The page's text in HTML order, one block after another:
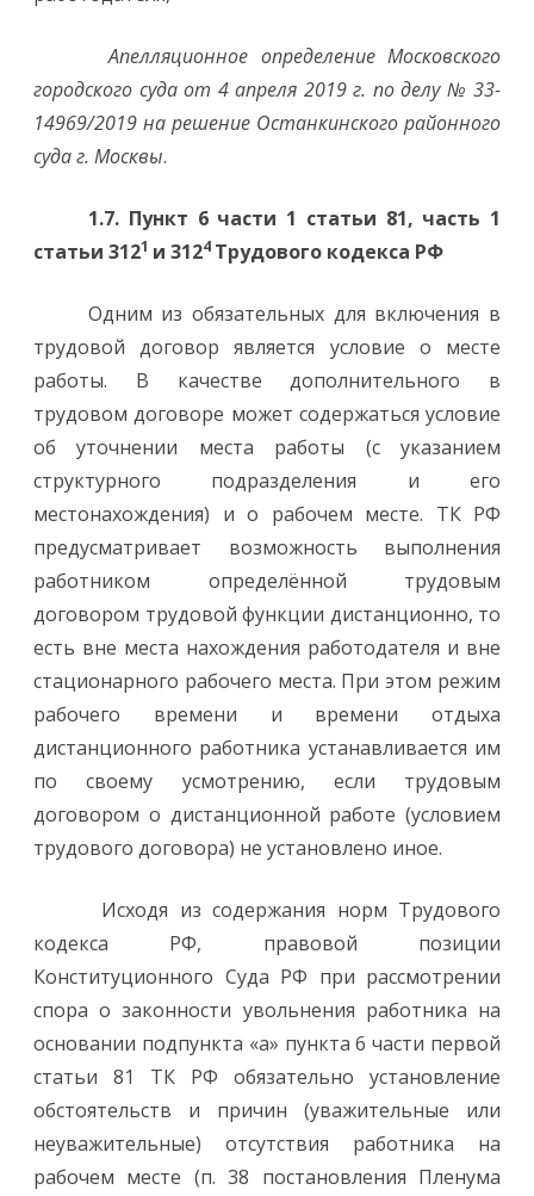
Апелляционное определение Московского
городского суда от 4 апреля 2019 г. по делу № 33-
14969/2019 на решение Останкинского районного
суда г. Москвы.
1.7. Пункт 6 части 1 статьи 81, часть 1
статьи 3121 и 3124 Трудового кодекса РФ
Одним из обязательных для включения в
трудовой договор является условие о месте
работы. В качестве дополнительного в
трудовом договоре может содержаться условие
об уточнении места работы (с указанием
структурного подразделения и его
местонахождения) и о рабочем месте. ТК РФ
предусматривает возможность выполнения
работником определённой трудовым
договором трудовой функции дистанционно, то
есть вне места нахождения работодателя и вне
стационарного рабочего места. При этом режим
рабочего времени и времени отдыха
дистанционного работника устанавливается им
по своему усмотрению, если трудовым
договором о дистанционной работе (условием
трудового договора) не установлено иное.
Исходя из содержания норм Трудового
кодекса РФ, правовой позиции
Конституционного Суда РФ при рассмотрении
спора о законности увольнения работника на
основании подпункта «а» пункта 6 части первой
статьи 81 ТК РФ обязательно установление
обстоятельств и причин (уважительные или
неуважительные) отсутствия работника на
рабочем месте (п. 38 постановления Пленума